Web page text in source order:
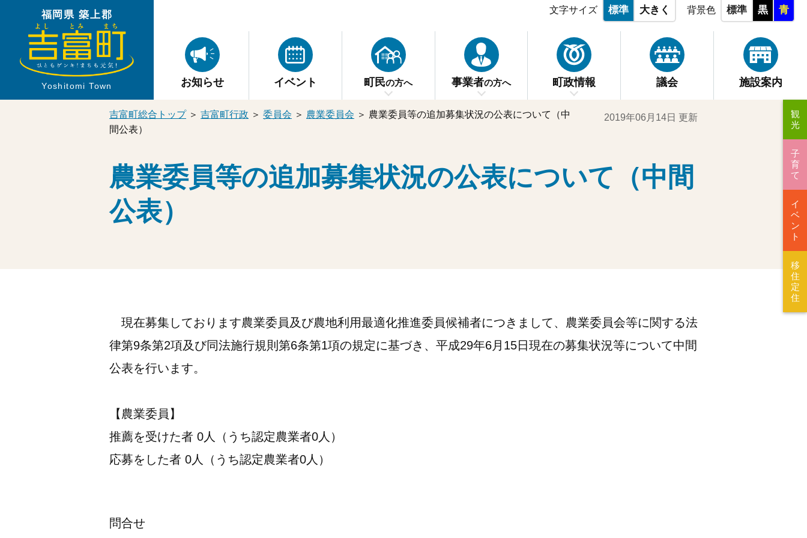
福岡県 築上郡
Yoshitomi Town
文字サイズ 標準 大きく 背景色 標準 黒 青
お知らせ イベント 町民の方へ 事業者の方へ 町政情報 議会 施設案内
吉富町総合トップ＞ 吉富町行政 ＞ 委員会 ＞ 農業委員会 ＞ 農業委員等の追加募集状況の公表について（中
間公表）
農業委員等の追加募集状況の公表について（中間
公表）
2019年06月14日 更新
現在募集しております農業委員及び農地利用最適化推進委員候補者につきまして、農業委員会等に関する法
律第9条第2項及び同法施行規則第6条第1項の規定に基づき、平成29年6月15日現在の募集状況等について中間
公表を行います。
【農業委員】
推薦を受けた者 0人（うち認定農業者0人）
応募をした者 0人（うち認定農業者0人）
問合せ
観
光
子
育
て
イ
ベ
ン
ト
移
住
定
住